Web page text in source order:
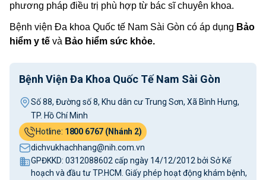
phương pháp điều trị phù hợp từ bác sĩ chuyên khoa.
Bệnh viện Đa khoa Quốc tế Nam Sài Gòn có áp dụng Bảo
hiểm y tế và Bảo hiểm sức khỏe.
Bệnh Viện Đa Khoa Quốc Tế Nam Sài Gòn
Số 88, Đường số 8, Khu dân cư Trung Sơn, Xã Bình Hưng,
TP. Hồ Chí Minh
Hotline: 1800 6767 (Nhánh 2)
dichvukhachhang@nih.com.vn
GPĐKKD: 0312088602 cấp ngày 14/12/2012 bởi Sở Kế
hoạch và đầu tư TP.HCM. Giấy phép hoạt động khám bệnh,